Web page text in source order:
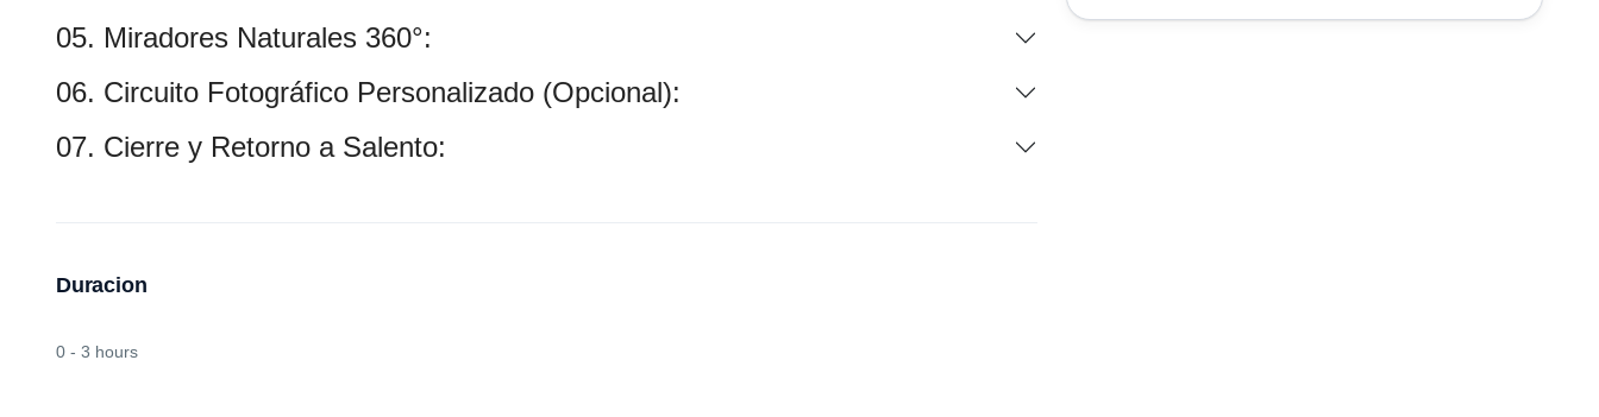
05. Miradores Naturales 360°:
06. Circuito Fotográfico Personalizado (Opcional):
07. Cierre y Retorno a Salento:
Duracion
0 - 3 hours